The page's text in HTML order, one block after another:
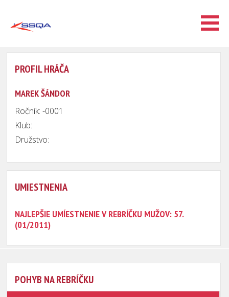
PROFIL HRÁČA
MAREK ŠÁNDOR
Ročník: -0001
Klub:
Družstvo:
UMIESTNENIA
NAJLEPŠIE UMÍESTNENIE V REBRÍČKU MUŽOV: 57.
(01/2011)
POHYB NA REBRÍČKU